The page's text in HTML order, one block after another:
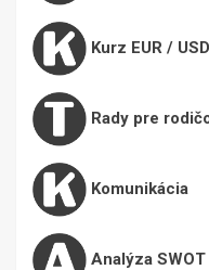
Kurz EUR / USD
Rady pre
Komunikácia
Analýza SWOT